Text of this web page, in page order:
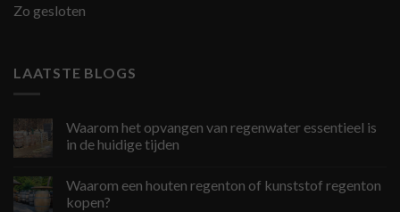
Zo gesloten
LAATSTE BLOGS
Waarom het opvangen van regenwater essentieel is
in de huidige tijden
Waarom een houten regenton of kunststof regenton
kopen?